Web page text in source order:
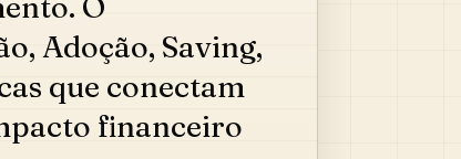
O
Adoção, Saving,
que conectam
financeiro